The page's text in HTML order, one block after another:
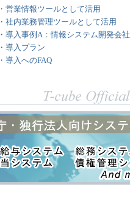
・営業情報ツールとして活用
・社内業務管理ツールとして活用
・導入事例A：情報システム開発会社
・導入プラン
・導入へのFAQ